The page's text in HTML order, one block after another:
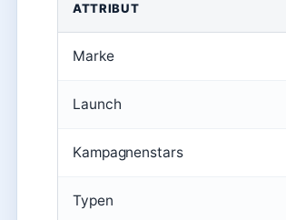
ATTRIBUT
Marke
Launch
Kampagnenstars
Typen